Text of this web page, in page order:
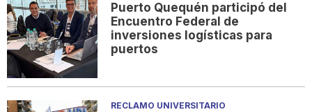
Puerto Quequén participó del
Encuentro Federal de
inversiones logísticas para
puertos
RECLAMO UNIVERSITARIO